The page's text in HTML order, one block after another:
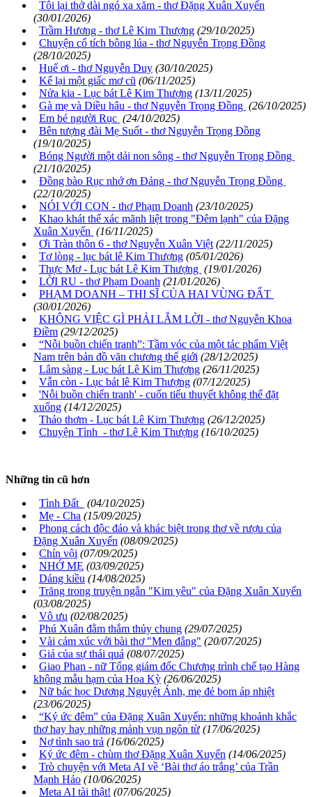
Tôi lại thở dài ngó xa xăm - thơ Đặng Xuân Xuyến
(30/01/2026)
Trầm Hương - thơ Lê Kim Thượng (29/10/2025)
Chuyện cổ tích bông lúa - thơ Nguyễn Trọng Đồng
(28/10/2025)
Huế ơi - thơ Nguyễn Duy (30/10/2025)
Kể lại một giấc mơ cũ (06/11/2025)
Nửa kia - Lục bát Lê Kim Thượng (13/11/2025)
Gà mẹ và Diều hâu - thơ Nguyễn Trọng Đồng (26/10/2025)
Em bé người Rục (24/10/2025)
Bên tượng đài Mẹ Suốt - thơ Nguyễn Trọng Đồng
(19/10/2025)
Bóng Người một dải non sông - thơ Nguyễn Trọng Đồng
(21/10/2025)
Đồng bào Rục nhớ ơn Đảng - thơ Nguyễn Trọng Đồng
(22/10/2025)
NÓI VỚI CON - thơ Phạm Doanh (23/10/2025)
Khao khát thể xác mãnh liệt trong "Đêm lạnh" của Đặng
Xuân Xuyến (16/11/2025)
Ơi Tràn thôn 6 - thơ Nguyễn Xuân Việt (22/11/2025)
Tơ lòng - lục bát lê Kim Thượng (05/01/2026)
Thực Mơ - Lục bát Lê Kim Thượng (19/01/2026)
LỜI RU - thơ Phạm Doanh (21/01/2026)
PHẠM DOANH – THI SĨ CỦA HAI VÙNG ĐẤT
(30/01/2026)
KHÔNG VIỆC GÌ PHẢI LẮM LỜI - thơ Nguyễn Khoa
Điềm (29/12/2025)
“Nỗi buồn chiến tranh”: Tầm vóc của một tác phẩm Việt
Nam trên bản đồ văn chương thế giới (28/12/2025)
Lâm sàng - Lục bát Lê Kim Thượng (26/11/2025)
Vẫn còn - Lục bát lê Kim Thượng (07/12/2025)
'Nỗi buồn chiến tranh' - cuốn tiểu thuyết không thể đặt
xuống (14/12/2025)
Thảo thơm - Lục bát Lê Kim Thượng (26/12/2025)
Chuyện Tình - thơ Lê Kim Thượng (16/10/2025)
Những tin cũ hơn
Tình Đất
(04/10/2025)
Mẹ - Cha (15/09/2025)
Phong cách độc đáo và khác biệt trong thơ về rượu của
Đặng Xuân Xuyến (08/09/2025)
Chín vội (07/09/2025)
NHỚ MẸ (03/09/2025)
Dáng kiều (14/08/2025)
Trăng trong truyện ngắn "Kim yêu" của Đặng Xuân Xuyến
(03/08/2025)
Vô ưu (02/08/2025)
Phú Xuân đằm thắm thủy chung (29/07/2025)
Vài cảm xúc với bài thơ "Men đắng" (20/07/2025)
Giá của sự thái quá (08/07/2025)
Giao Phan - nữ Tổng giám đốc Chương trình chế tạo Hàng
không mẫu hạm của Hoa Kỳ (26/06/2025)
Nữ bác học Dương Nguyệt Ánh, mẹ đẻ bom áp nhiệt
(23/06/2025)
“Ký ức đêm” của Đặng Xuân Xuyến: những khoảnh khắc
thơ hay hay những mảnh vụn ngôn từ (17/06/2025)
Nợ tình sao trả (16/06/2025)
Ký ức đêm - chùm thơ Đặng Xuân Xuyến (14/06/2025)
Trò chuyện với Meta AI về ‘Bài thơ áo trắng’ của Trần
Mạnh Hảo (10/06/2025)
Meta AI tài thật! (07/06/2025)